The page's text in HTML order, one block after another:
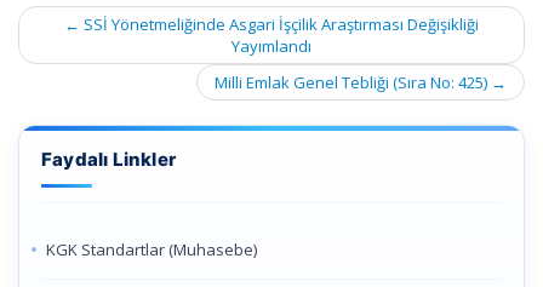
Post
navigation
← SSİ Yönetmeliğinde Asgari İşçilik Araştırması Değişikliği
Yayımlandı
Milli Emlak Genel Tebliği (Sıra No: 425) →
Faydalı Linkler
KGK Standartlar (Muhasebe)